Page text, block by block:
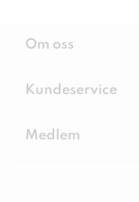
Om oss
Kundeservice
Medlem